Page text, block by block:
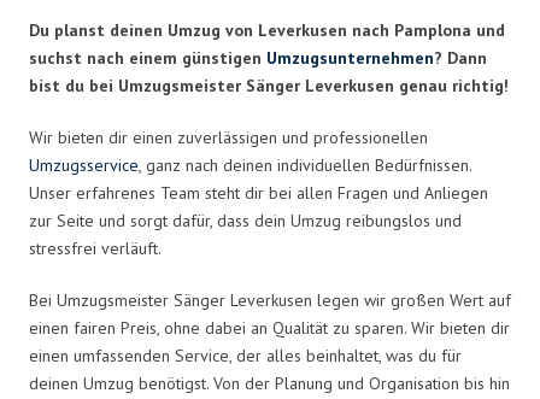
Du planst deinen Umzug von Leverkusen nach Pamplona und
suchst nach einem günstigen Umzugsunternehmen? Dann
bist du bei Umzugsmeister Sänger Leverkusen genau richtig!
Wir bieten dir einen zuverlässigen und professionellen
Umzugsservice, ganz nach deinen individuellen Bedürfnissen.
Unser erfahrenes Team steht dir bei allen Fragen und Anliegen
zur Seite und sorgt dafür, dass dein Umzug reibungslos und
stressfrei verläuft.
Bei Umzugsmeister Sänger Leverkusen legen wir großen Wert auf
einen fairen Preis, ohne dabei an Qualität zu sparen. Wir bieten dir
einen umfassenden Service, der alles beinhaltet, was du für
deinen Umzug benötigst. Von der Planung und Organisation bis hin